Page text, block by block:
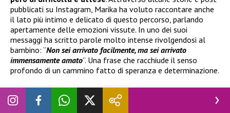
pubblicati su Instagram, Marika ha voluto raccontare anche
il lato più intimo e delicato di questo percorso, parlando
apertamente delle emozioni vissute. In uno dei suoi
messaggi ha scritto parole molto intense rivolgendosi al
bambino: “Non sei arrivato facilmente, ma sei arrivato
immensamente amato”. Una frase che racchiude il senso
profondo di un cammino fatto di speranza e determinazione.